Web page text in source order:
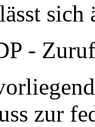
sich
-
zur